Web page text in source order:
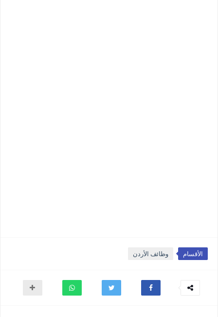
الأقسام وظائف الأردن